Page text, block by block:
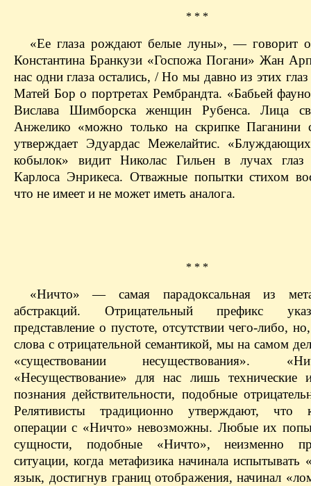
* * *
«Ее глаза рождают белые луны», — говорит о
Константина Бранкузи «Госпожа Погани» Жан
нас одни глаза остались, / Но мы давно из этих
Матей Бор о портретах Рембрандта. «Бабьей
Вислава Шимборска женщин Рубенса. Лица
Анжелико «можно только на скрипке Паганини
утверждает Эдуардас Межелайтис.
кобылок» видит Николас Гильен в лучах глаз
Карлоса Энрикеса. Отважные попытки стихом
что не имеет и не может иметь аналога.
* * *
«Ничто» — самая парадоксальная из
абстракций. Отрицательный префикс
представление о пустоте, отсутствии чего-либо,
слова с отрицательной семантикой, мы на самом
«существовании несуществования».
«Несуществование» для нас лишь технические
познания действительности, подобные
Релятивисты традиционно утверждают, что
операции с «Ничто» невозможны. Любые их
сущности, подобные «Ничто», неизменно
ситуации, когда метафизика начинала испытывать
язык, достигнув границ отображения, начинал